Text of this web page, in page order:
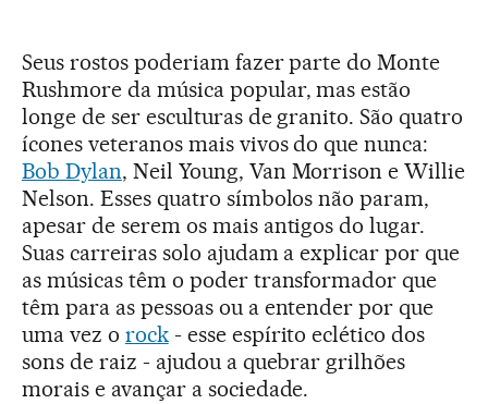
Seus rostos poderiam fazer parte do Monte
Rushmore da música popular, mas estão
longe de ser esculturas de granito. São quatro
ícones veteranos mais vivos do que nunca:
Bob Dylan, Neil Young, Van Morrison e Willie
Nelson. Esses quatro símbolos não param,
apesar de serem os mais antigos do lugar.
Suas carreiras solo ajudam a explicar por que
as músicas têm o poder transformador que
têm para as pessoas ou a entender por que
uma vez o rock- esse espírito eclético dos
sons de raiz - ajudou a quebrar grilhões
morais e avançar a sociedade.